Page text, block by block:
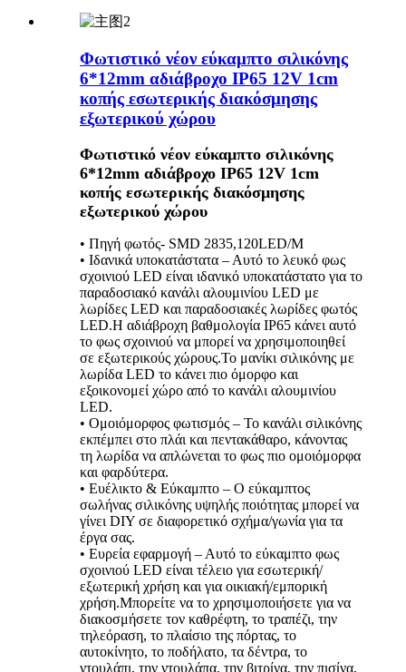
Φωτιστικό νέον εύκαμπτο σιλικόνης
6*12mm αδιάβροχο IP65 12V 1cm
κοπής εσωτερικής διακόσμησης
εξωτερικού χώρου
Φωτιστικό νέον εύκαμπτο σιλικόνης
6*12mm αδιάβροχο IP65 12V 1cm
κοπής εσωτερικής διακόσμησης
εξωτερικού χώρου
• Πηγή φωτός- SMD 2835,120LED/M
• Ιδανικά υποκατάστατα – Αυτό το λευκό φως
σχοινιού LED είναι ιδανικό υποκατάστατο για το
παραδοσιακό κανάλι αλουμινίου LED με
λωρίδες LED και παραδοσιακές λωρίδες φωτός
LED.Η αδιάβροχη βαθμολογία IP65 κάνει αυτό
το φως σχοινιού να μπορεί να χρησιμοποιηθεί
σε εξωτερικούς χώρους.Το μανίκι σιλικόνης με
λωρίδα LED το κάνει πιο όμορφο και
εξοικονομεί χώρο από το κανάλι αλουμινίου
LED.
• Ομοιόμορφος φωτισμός – Το κανάλι σιλικόνης
εκπέμπει στο πλάι και πεντακάθαρο, κάνοντας
τη λωρίδα να απλώνεται το φως πιο ομοιόμορφα
και φαρδύτερα.
• Ευέλικτο & Εύκαμπτο – Ο εύκαμπτος
σωλήνας σιλικόνης υψηλής ποιότητας μπορεί να
γίνει DIY σε διαφορετικό σχήμα/γωνία για τα
έργα σας.
• Ευρεία εφαρμογή – Αυτό το εύκαμπτο φως
σχοινιού LED είναι τέλειο για εσωτερική/
εξωτερική χρήση και για οικιακή/εμπορική
χρήση.Μπορείτε να το χρησιμοποιήσετε για να
διακοσμήσετε τον καθρέφτη, το τραπέζι, την
τηλεόραση, το πλαίσιο της πόρτας, το
αυτοκίνητο, το ποδήλατο, τα δέντρα, το
ντουλάπι, την ντουλάπα, την βιτρίνα, την πισίνα,